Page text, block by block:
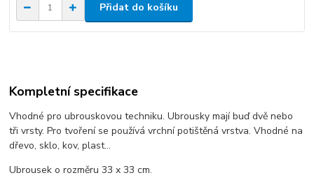
Přidat do košíku
Kompletní specifikace
Vhodné pro ubrouskovou techniku. Ubrousky mají buď dvě nebo
tři vrsty. Pro tvoření se používá vrchní potištěná vrstva. Vhodné na
dřevo, sklo, kov, plast...
Ubrousek o rozměru 33 x 33 cm.